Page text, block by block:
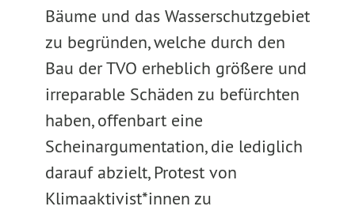
Bäume und das Wasserschutzgebiet
zu begründen, welche durch den
Bau der TVO erheblich größere und
irreparable Schäden zu befürchten
haben, offenbart eine
Scheinargumentation, die lediglich
darauf abzielt, Protest von
Klimaaktivist*innen zu